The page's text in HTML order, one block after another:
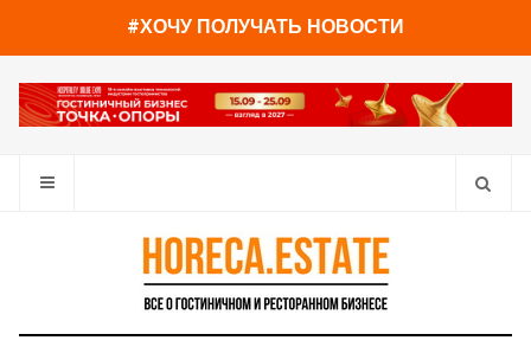
#ХОЧУ ПОЛУЧАТЬ НОВОСТИ